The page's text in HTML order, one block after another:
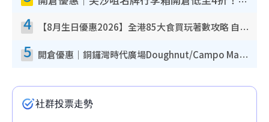
4 【8月生日優惠2026】全港85大食買玩著數攻略 自助餐/火鍋放題同行免費＋誠品/DONKI送現金券
5 開倉優惠｜銅鑼灣時代廣場Doughnut/Campo Marzio開倉低至1折！背囊、書包、手袋劈價$200起